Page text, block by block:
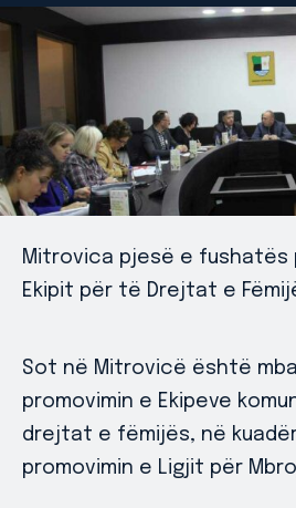
Mitrovica pjesë e fushatës
Ekipit për të Drejtat e
Sot në Mitrovicë është
promovimin e Ekipeve
drejtat e fëmijës, në
promovimin e Ligjit për